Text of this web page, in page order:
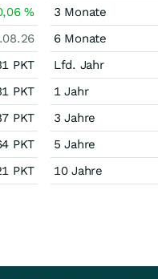
%
PKT
PKT
PKT
PKT
PKT
3 Monate
6 Monate
Lfd. Jahr
1 Jahr
3 Jahre
5 Jahre
10 Jahre